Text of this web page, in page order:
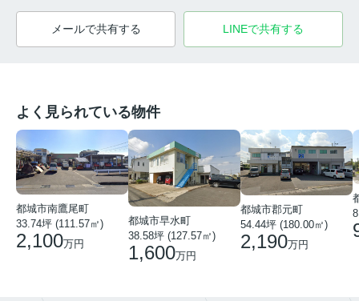
メールで共有する LINEで共有する
よく見られている物件
都城市南鷹尾町
33.74坪 (111.57㎡)
2,100万円
都城市早水町
38.58坪 (127.57㎡)
1,600万円
都城市郡元町
54.44坪 (180.00㎡)
2,190万円